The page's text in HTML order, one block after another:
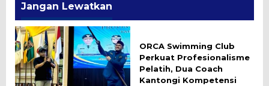
Jangan Lewatkan
ORCA Swimming Club
Perkuat Profesionalisme
Pelatih, Dua Coach
Kantongi Kompetensi